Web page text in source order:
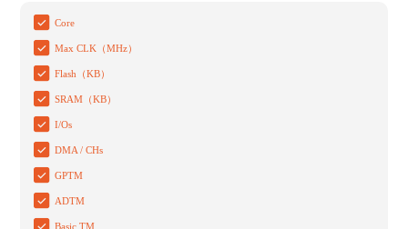
Core
Max CLK（MHz）
Flash（KB）
SRAM（KB）
I/Os
DMA / CHs
GPTM
ADTM
Basic TM